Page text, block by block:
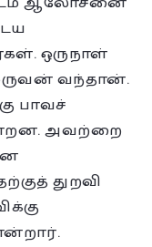
ஒருநாள்
வந்தான்.
பாவச்
அவற்றை
துறவி